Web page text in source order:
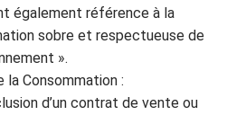
également référence à la
sobre et respectueuse de
».
la Consommation :
d’un contrat de vente ou